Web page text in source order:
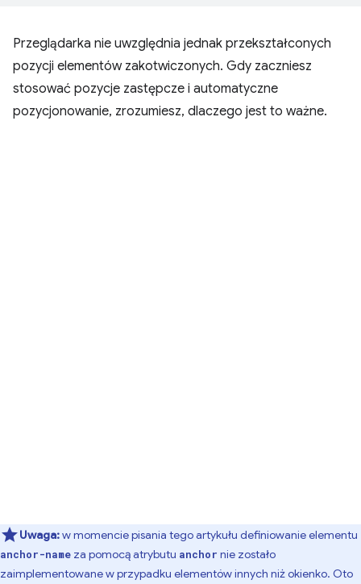
Przeglądarka nie uwzględnia jednak przekształconych
pozycji elementów zakotwiczonych. Gdy zaczniesz
stosować pozycje zastępcze i automatyczne
pozycjonowanie, zrozumiesz, dlaczego jest to ważne.
Uwaga:w momencie pisania tego artykułu definiowanie elementu
anchor-name za pomocą atrybutu anchor nie zostało
zaimplementowane w przypadku elementów innych niż okienko. Oto